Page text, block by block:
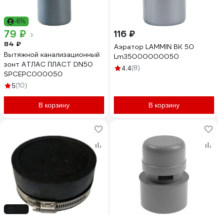
-6%
79 ₽
84 ₽
Вытяжной канализационный
зонт АТЛАС ПЛАСТ DN50
SPCEPC000050
5(10)
В корзину
116 ₽
Аэратор LAMMIN ВК 50
Lm35000000050
4.4(8)
В корзину